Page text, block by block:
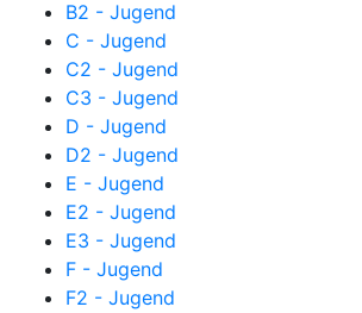
B2 - Jugend
C - Jugend
C2 - Jugend
C3 - Jugend
D - Jugend
D2 - Jugend
E - Jugend
E2 - Jugend
E3 - Jugend
F - Jugend
F2 - Jugend